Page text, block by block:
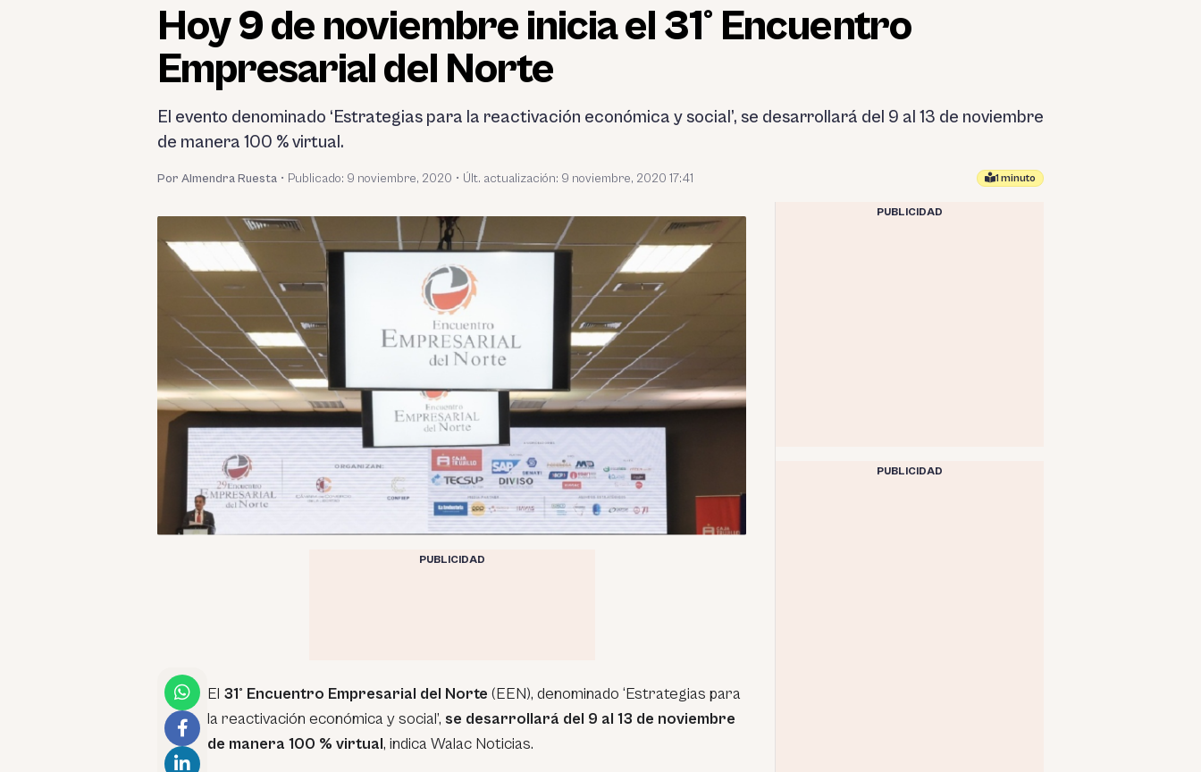
Hoy 9 de noviembre inicia el 31° Encuentro
Empresarial del Norte
El evento denominado ‘Estrategias para la reactivación económica y social’, se desarrollará del 9 al 13 de noviembre
de manera 100 % virtual.
Por Almendra Ruesta • Publicado: 9 noviembre, 2020 • Últ. actualización: 9 noviembre, 2020 17:41 1 minuto
PUBLICIDAD
El 31° Encuentro Empresarial del Norte (EEN), denominado ‘Estrategias para
la reactivación económica y social’, se desarrollará del 9 al 13 de noviembre
de manera 100 % virtual, indica Walac Noticias.
PUBLICIDAD
PUBLICIDAD